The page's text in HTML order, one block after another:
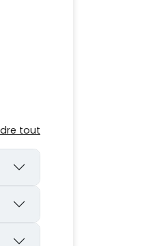
tout